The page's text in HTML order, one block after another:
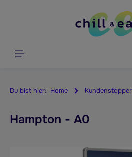
Zum Hauptinhalt springen
Du bist hier: Home Kundenstopper
Hampton - A0
Bildergalerie überspringen